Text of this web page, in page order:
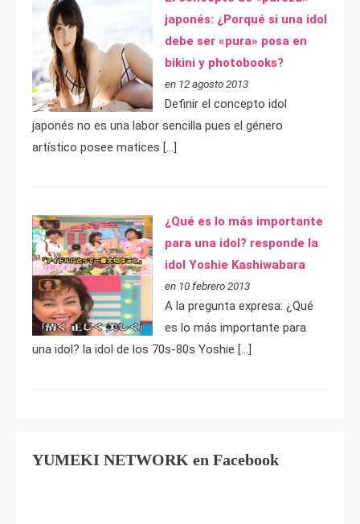
japonés: ¿Porqué si una idol
debe ser «pura» posa en
bikini y photobooks?
en 12 agosto 2013
Definir el concepto idol
japonés no es una labor sencilla pues el género
artístico posee matices […]
¿Qué es lo más importante
para una idol? responde la
idol Yoshie Kashiwabara
en 10 febrero 2013
A la pregunta expresa: ¿Qué
es lo más importante para
una idol? la idol de los 70s-80s Yoshie […]
YUMEKI NETWORK en Facebook